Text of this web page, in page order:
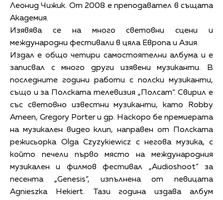
Леонид Чижик. От 2008 е преподавател в същата
Академия.
Изявява се на много световни сцени и
международни фестивали в цяла Европа и Азия.
Издал е общо четири самостоятелни албума и е
записвал с много други изявени музиканти. В
последните години работи с полски музиканти,
също и за Полската телевизия „Полсат“. Свирил е
със световно известни музиканти, като Robby
Ameen, Gregory Porter и др. Наскоро бе премиерата
на музикален видео клип, направен от Полската
режисьорка Olga Czyzykiewicz с негова музика, с
който печели първо място на международния
музикален и филмов фестивал „Audioshoot“ за
песента „Genesis“, изпълнена от певицата
Agnieszka Hekiert. Тази година издава албум